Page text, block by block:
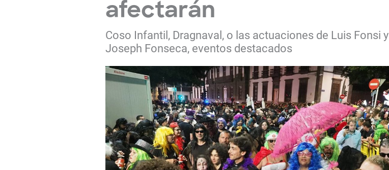
afectarán
Coso Infantil, Dragnaval, o las actuaciones de Luis Fonsi y
Joseph Fonseca, eventos destacados